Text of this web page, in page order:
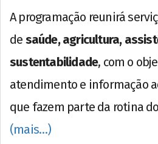
A programação reunirá
de saúde, agricultura,
sustentabilidade, com o
atendimento e informação
que fazem parte da rotina
(mais…)